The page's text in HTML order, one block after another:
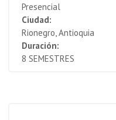
Presencial
Ciudad:
Rionegro, Antioquia
Duración:
8 SEMESTRES